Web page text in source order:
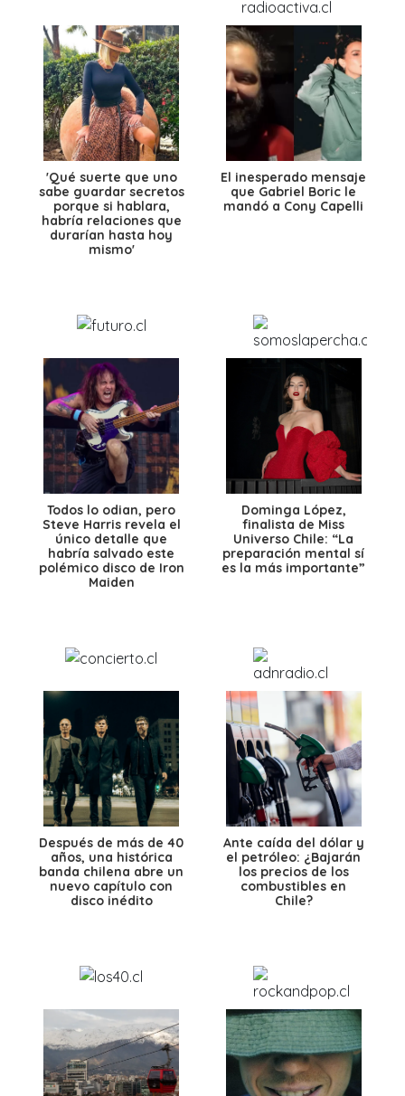
'Qué suerte que uno
sabe guardar secretos
porque si hablara,
habría relaciones que
durarían hasta hoy
mismo'
El inesperado mensaje
que Gabriel Boric le
mandó a Cony Capelli
Todos lo odian, pero
Steve Harris revela el
único detalle que
habría salvado este
polémico disco de Iron
Maiden
Dominga López,
finalista de Miss
Universo Chile: “La
preparación mental sí
es la más importante”
Después de más de 40
años, una histórica
banda chilena abre un
nuevo capítulo con
disco inédito
Ante caída del dólar y
el petróleo: ¿Bajarán
los precios de los
combustibles en
Chile?